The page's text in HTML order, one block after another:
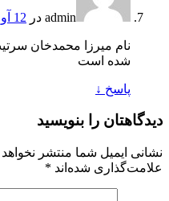
admin در 12 آوریل 2013 در 01:28
نام میرزا محمدخان
شده است
پاسخ ↓
دیدگاهتان را بنویسید
نشانی ایمیل شما منتشر
علامت‌گذاری شده‌اند *